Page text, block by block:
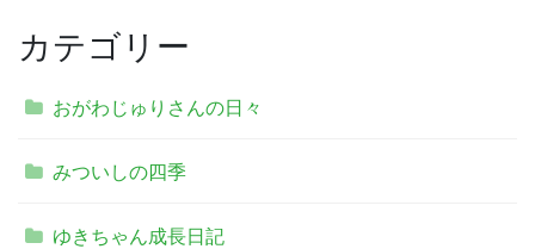
カテゴリー
おがわじゅりさんの日々
みついしの四季
ゆきちゃん成長日記